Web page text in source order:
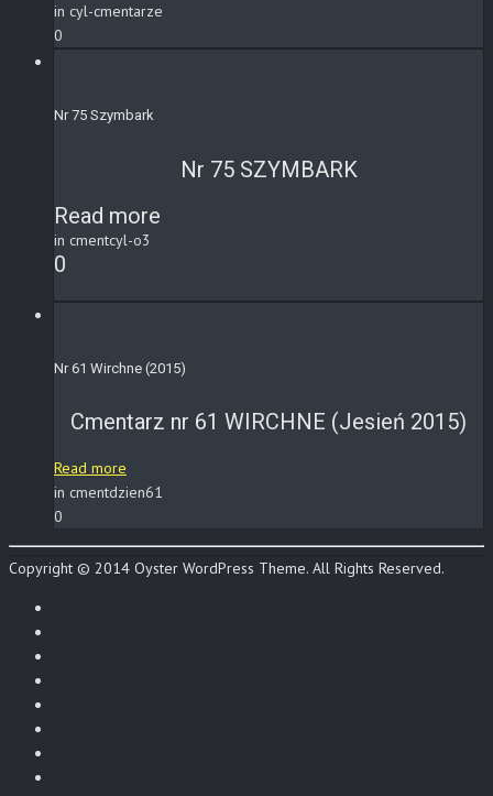
in cyl-cmentarze
0
Nr 75 Szymbark
Nr 75 SZYMBARK
Read more
in cmentcyl-o3
0
Nr 61 Wirchne (2015)
Cmentarz nr 61 WIRCHNE (Jesień 2015)
Read more
in cmentdzien61
0
Copyright © 2014 Oyster WordPress Theme. All Rights Reserved.